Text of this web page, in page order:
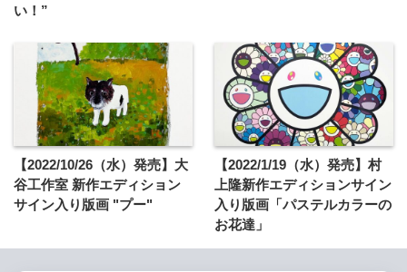
い！”
【2022/10/26（水）発売】大
谷工作室 新作エディション
サイン入り版画 "プー"
【2022/1/19（水）発売】村
上隆新作エディションサイン
入り版画「パステルカラーの
お花達」